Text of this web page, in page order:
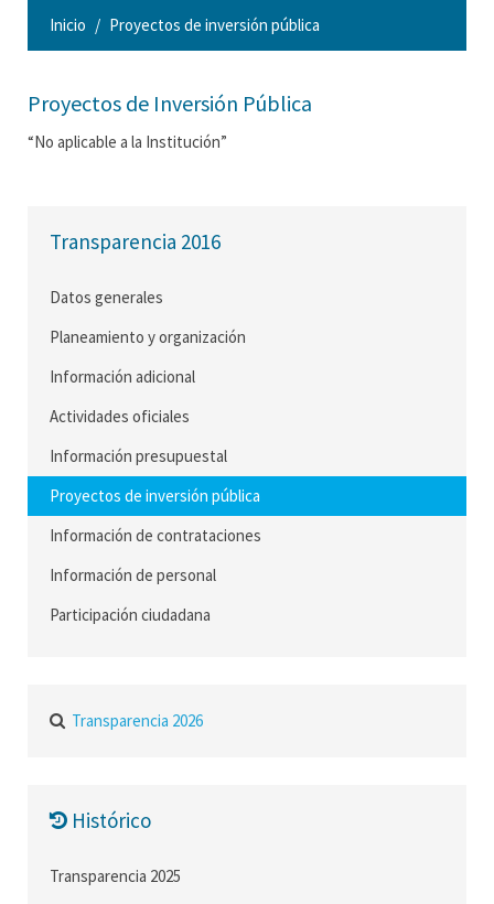
Inicio Proyectos de inversión pública
Proyectos de Inversión Pública
“No aplicable a la Institución”
Transparencia 2016
Datos generales
Planeamiento y organización
Información adicional
Actividades oficiales
Información presupuestal
Proyectos de inversión pública
Información de contrataciones
Información de personal
Participación ciudadana
Transparencia 2026
Histórico
Transparencia 2025